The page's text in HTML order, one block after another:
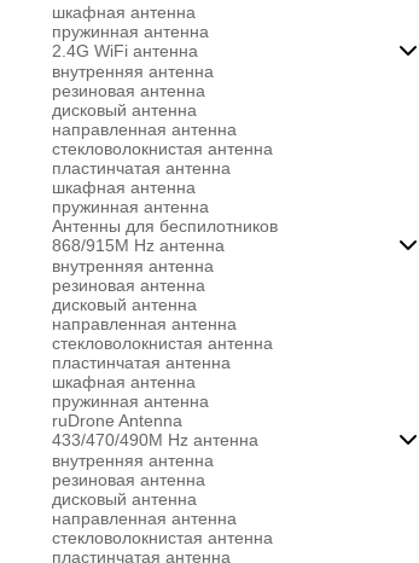
шкафная антенна
пружинная антенна
2.4G WiFi антенна

внутренняя антенна
резиновая антенна
дисковый антенна
направленная антенна
стекловолокнистая антенна
пластинчатая антенна
шкафная антенна
пружинная антенна
Антенны для беспилотников
868/915M Hz антенна

внутренняя антенна
резиновая антенна
дисковый антенна
направленная антенна
стекловолокнистая антенна
пластинчатая антенна
шкафная антенна
пружинная антенна
ruDrone Antenna
433/470/490M Hz антенна

внутренняя антенна
резиновая антенна
дисковый антенна
направленная антенна
стекловолокнистая антенна
пластинчатая антенна